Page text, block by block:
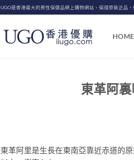
UGO是香港最大的男性保健品網上購物網站、保證原裝正品，
HOME
東革阿
東革阿里是生長在東南亞靠近赤道的